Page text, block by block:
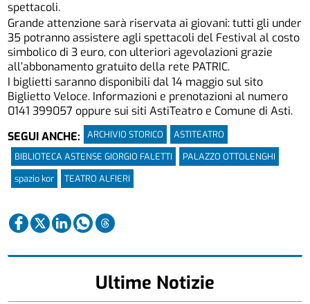
spettacoli.
Grande attenzione sarà riservata ai giovani: tutti gli under
35 potranno assistere agli spettacoli del Festival al costo
simbolico di 3 euro, con ulteriori agevolazioni grazie
all’abbonamento gratuito della rete PATRIC.
I biglietti saranno disponibili dal 14 maggio sul sito
Biglietto Veloce. Informazioni e prenotazioni al numero
0141 399057 oppure sui siti AstiTeatro e Comune di Asti.
SEGUI ANCHE:
ARCHIVIO STORICO
ASTITEATRO
BIBLIOTECA ASTENSE GIORGIO FALETTI
PALAZZO OTTOLENGHI
spazio kor
TEATRO ALFIERI
Ultime Notizie